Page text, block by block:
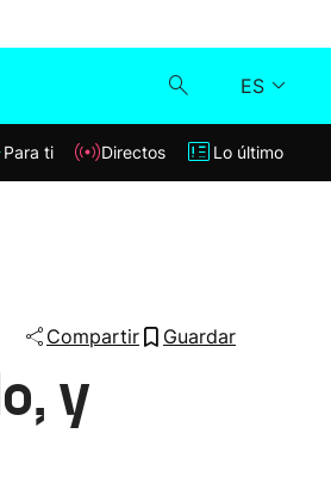
ES
Klisk
Para ti Directos Lo último
Compartir Guardar
y